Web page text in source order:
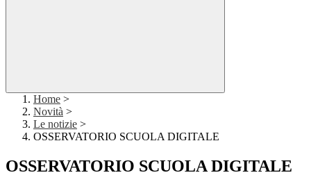
Home >
Novità >
Le notizie >
OSSERVATORIO SCUOLA DIGITALE
OSSERVATORIO SCUOLA DIGITALE